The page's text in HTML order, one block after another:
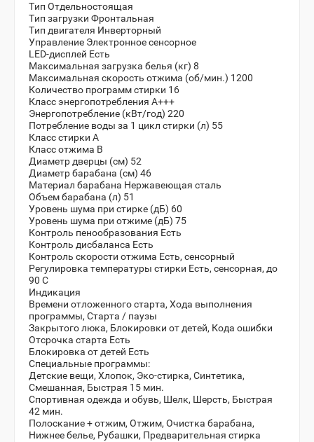
Тип Отдельностоящая
Тип загрузки Фронтальная
Тип двигателя Инверторный
Управление Электронное сенсорное
LED-дисплей Есть
Максимальная загрузка белья (кг) 8
Максимальная скорость отжима (об/мин.) 1200
Количество программ стирки 16
Класс энергопотребления A+++
Энергопотребление (кВт/год) 220
Потребление воды за 1 цикл стирки (л) 55
Класс стирки А
Класс отжима В
Диаметр дверцы (см) 52
Диаметр барабана (см) 46
Материал барабана Нержавеющая сталь
Объем барабана (л) 51
Уровень шума при стирке (дБ) 60
Уровень шума при отжиме (дБ) 75
Контроль пенообразования Есть
Контроль дисбаланса Есть
Контроль скорости отжима Есть, сенсорный
Регулировка температуры стирки Есть, сенсорная, до
90 С
Индикация
Времени отложенного старта, Хода выполнения
программы, Старта / паузы
Закрытого люка, Блокировки от детей, Кода ошибки
Отсрочка старта Есть
Блокировка от детей Есть
Специальные программы:
Детские вещи, Хлопок, Эко-стирка, Синтетика,
Смешанная, Быстрая 15 мин.
Спортивная одежда и обувь, Шелк, Шерсть, Быстрая
42 мин.
Полоскание + отжим, Отжим, Очистка барабана,
Нижнее белье, Рубашки, Предварительная стирка